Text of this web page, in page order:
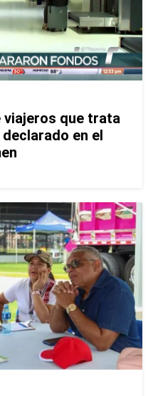
viajeros que trata
en el